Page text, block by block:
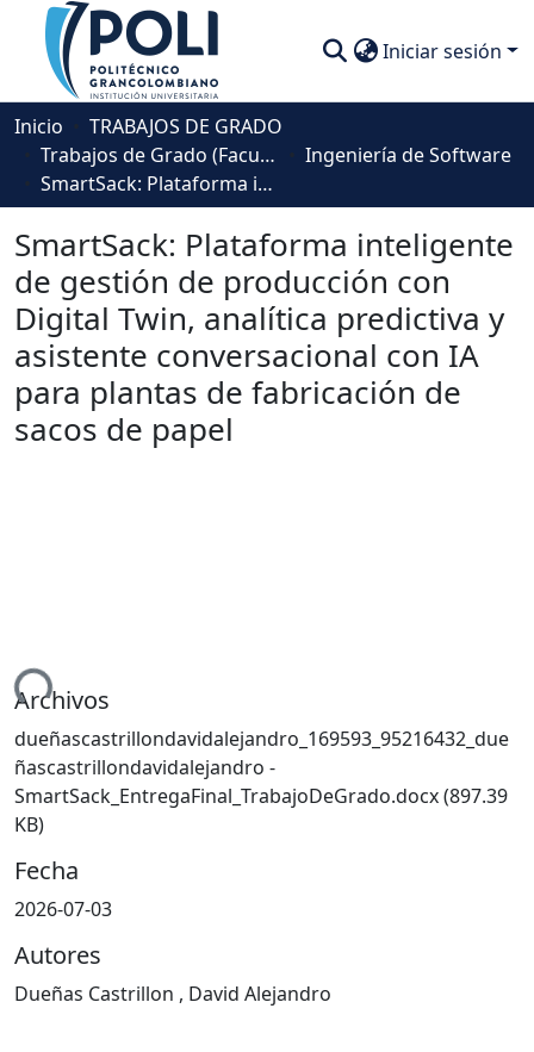
Iniciar sesión
Comunidades
Descubre
Inicio
TRABAJOS DE GRADO
Trabajos de Grado (Facultad Ingeniería, Diseño e Innovación )
Ingeniería de Software
SmartSack: Plataforma inteligente de gestión de producción con Digital Twin, analítica predictiva y asistente conversacional con IA para plantas de fabricación de sacos de papel
SmartSack: Plataforma inteligente
de gestión de producción con
Digital Twin, analítica predictiva y
asistente conversacional con IA
para plantas de fabricación de
sacos de papel
Archivos
dueñascastrillondavidalejandro_169593_95216432_due
ñascastrillondavidalejandro -
SmartSack_EntregaFinal_TrabajoDeGrado.docx(897.39
KB)
Fecha
2026-07-03
Autores
Dueñas Castrillon , David Alejandro